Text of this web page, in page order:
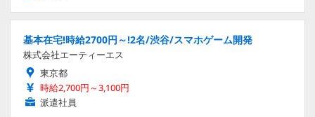
基本在宅!時給2700円～!2名/渋谷/スマホゲーム開発
株式会社エーティーエス
東京都
時給2,700円～3,100円
派遣社員